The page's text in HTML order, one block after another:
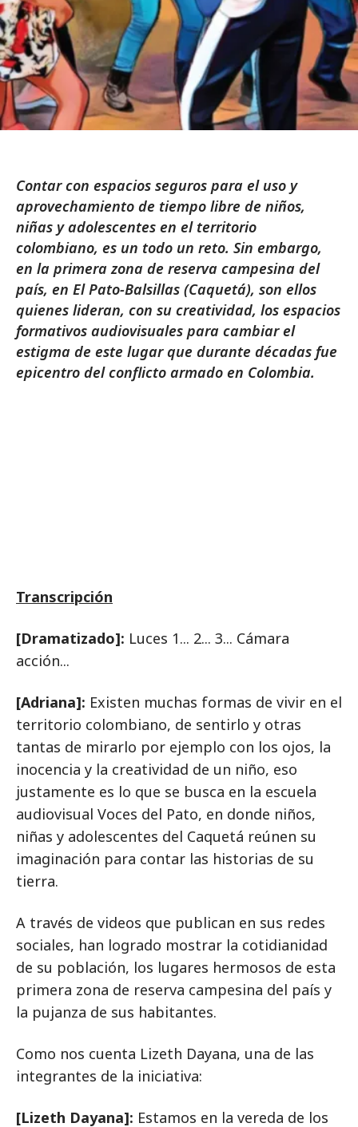
Contar con espacios seguros para el uso y
aprovechamiento de tiempo libre de niños,
niñas y adolescentes en el territorio
colombiano, es un todo un reto. Sin embargo,
en la primera zona de reserva campesina del
país, en El Pato-Balsillas (Caquetá), son ellos
quienes lideran, con su creatividad, los espacios
formativos audiovisuales para cambiar el
estigma de este lugar que durante décadas fue
epicentro del conflicto armado en Colombia.
Transcripción
[Dramatizado]: Luces 1... 2... 3... Cámara
acción...
[Adriana]: Existen muchas formas de vivir en el
territorio colombiano, de sentirlo y otras
tantas de mirarlo por ejemplo con los ojos, la
inocencia y la creatividad de un niño, eso
justamente es lo que se busca en la escuela
audiovisual Voces del Pato, en donde niños,
niñas y adolescentes del Caquetá reúnen su
imaginación para contar las historias de su
tierra.
A través de videos que publican en sus redes
sociales, han logrado mostrar la cotidianidad
de su población, los lugares hermosos de esta
primera zona de reserva campesina del país y
la pujanza de sus habitantes.
Como nos cuenta Lizeth Dayana, una de las
integrantes de la iniciativa:
[Lizeth Dayana]: Estamos en la vereda de los